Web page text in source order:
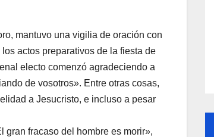
mantuvo una vigilia de oración con
actos preparativos de la fiesta de
electo comenzó agradeciendo a
de vosotros». Entre otras cosas,
a Jesucristo, e incluso a pesar
gran fracaso del hombre es morir»,